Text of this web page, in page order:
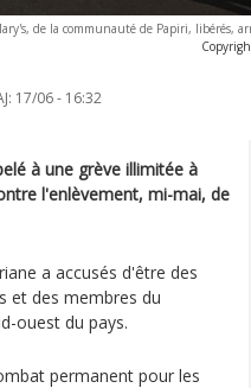
de la communauté de Papiri,
17/06 - 16:32
à une grève illimitée à
l'enlèvement, mi-mai, de
a accusés d'être des
et des membres du
ouest du pays.
permanent pour les